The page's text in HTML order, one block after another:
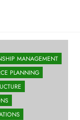
MANAGEMENT
PLANNING